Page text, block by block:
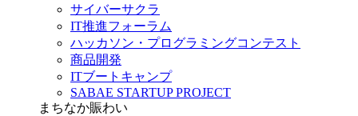
サイバーサクラ
IT推進フォーラム
ハッカソン・プログラミングコンテスト
商品開発
ITブートキャンプ
SABAE STARTUP PROJECT
まちなか賑わい